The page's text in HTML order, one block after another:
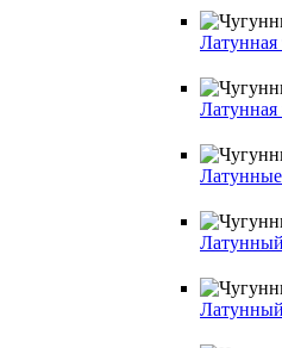
Латунная